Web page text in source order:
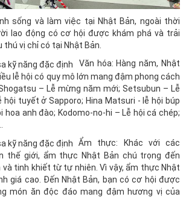
sống và làm việc tại Nhật Bản, ngoài thời
lao động có cơ hội được khám phá và trải
vị chỉ có tại Nhật Bản.
Văn hóa: Hàng năm, Nhật
lễ hội có quy mô lớn mang đậm phong cách
– Lễ mừng năm mới; Setsubun – Lễ
tuyết ở Sapporo; Hina Matsuri - lễ hội búp
hoa anh đào; Kodomo-no-hi – Lễ hội cá chép;
Ẩm thực: Khác với các
thế giới, ẩm thực Nhật Bản chú trọng đến
tinh khiết từ tự nhiên. Vì vậy, ẩm thực Nhật
giá cao. Đến Nhật Bản, bạn có cơ hội được
món ăn độc đáo mang đậm hương vị của